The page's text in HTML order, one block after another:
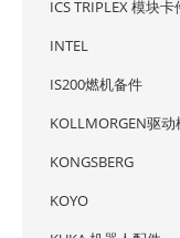
ICS TRIPLEX 模块卡
INTEL
IS200燃机备件
KOLLMORGEN驱
KONGSBERG
KOYO